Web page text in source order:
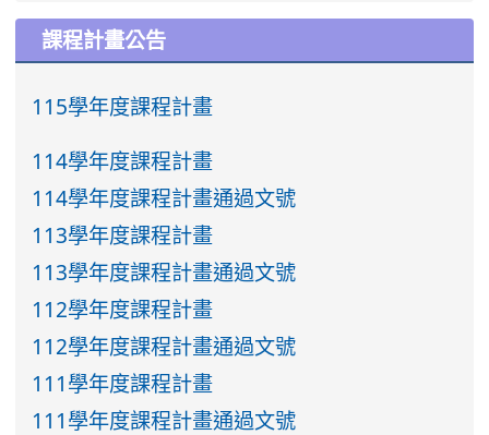
課程計畫公告
115學年度課程計畫
114學年度課程計畫
114學年度課程計畫通過文號
113學年度課程計畫
113學年度課程計畫通過文號
112學年度課程計畫
112學年度課程計畫通過文號
111學年度課程計畫
111學年度課程計畫通過文號